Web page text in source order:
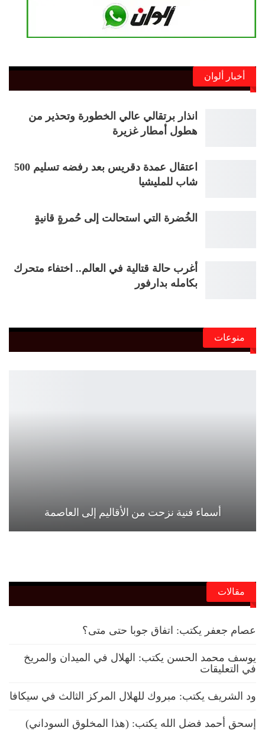
أخبار ألوان
انذار برتقالي عالي الخطورة وتحذير من
هطول أمطار غزيرة
اعتقال عمدة دقريس بعد رفضه تسليم 500
شاب للمليشيا
الخُضرة التي استحالت إلى حُمرةٍ قانيةٍ
أغرب حالة قتالية في العالم.. اختفاء متحرك
بكامله بدارفور
منوعات
أسماء فنية نزحت من الأقاليم إلى العاصمة
مقالات
عصام جعفر يكتب: اتفاق جوبا حتى متى؟
يوسف محمد الحسن يكتب: الهلال في الميدان والمريخ
في التعليقات
ود الشريف يكتب: مبروك للهلال المركز الثالث في سيكافا
إسحق أحمد فضل الله يكتب: (هذا المخلوق السوداني)